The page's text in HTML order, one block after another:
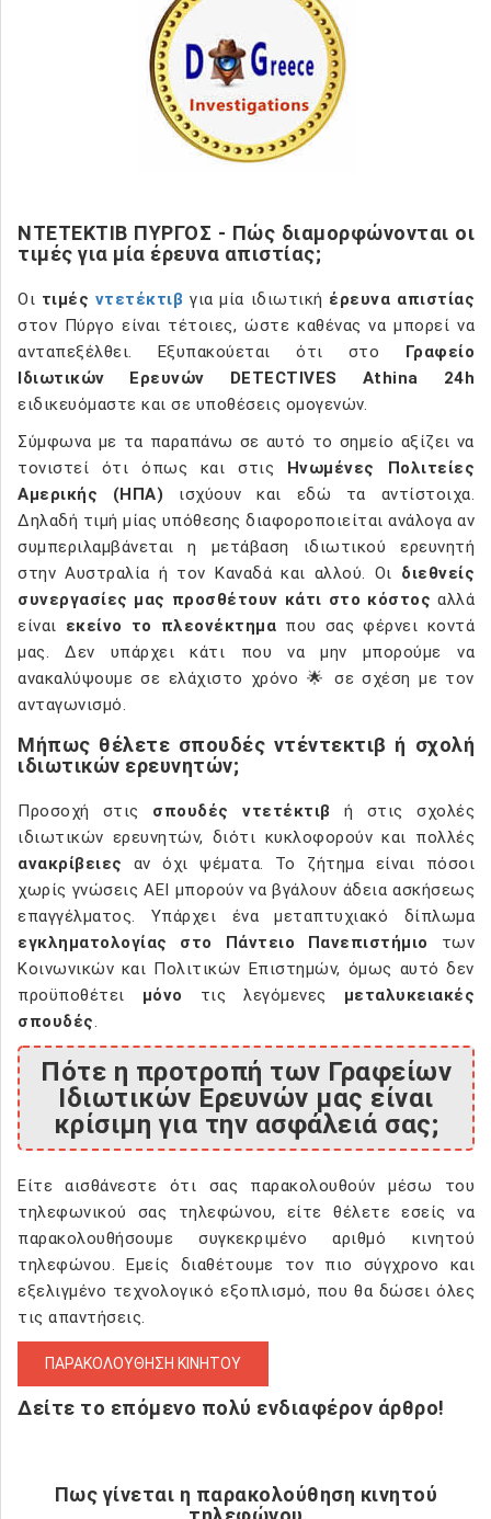
ΝΤΕΤΕΚΤΙΒ ΠΥΡΓΟΣ - Πώς διαμορφώνονται οι
τιμές για μία έρευνα απιστίας;
Οι τιμές ντετέκτιβ για μία ιδιωτική έρευνα απιστίας
στον Πύργο είναι τέτοιες, ώστε καθένας να μπορεί να
ανταπεξέλθει. Εξυπακούεται ότι στο Γραφείο
Ιδιωτικών Ερευνών DETECTIVES Athina 24h
ειδικευόμαστε και σε υποθέσεις ομογενών.
Σύμφωνα με τα παραπάνω σε αυτό το σημείο αξίζει να
τονιστεί ότι όπως και στις Ηνωμένες Πολιτείες
Αμερικής (ΗΠΑ) ισχύουν και εδώ τα αντίστοιχα.
Δηλαδή τιμή μίας υπόθεσης διαφοροποιείται ανάλογα αν
συμπεριλαμβάνεται η μετάβαση ιδιωτικού ερευνητή
στην Αυστραλία ή τον Καναδά και αλλού. Οι διεθνείς
συνεργασίες μας προσθέτουν κάτι στο κόστος αλλά
είναι εκείνο το πλεονέκτημα που σας φέρνει κοντά
μας. Δεν υπάρχει κάτι που να μην μπορούμε να
ανακαλύψουμε σε ελάχιστο χρόνο 🌟 σε σχέση με τον
ανταγωνισμό.
Μήπως θέλετε σπουδές ντέντεκτιβ ή σχολή
ιδιωτικών ερευνητών;
Προσοχή στις σπουδές ντετέκτιβ ή στις σχολές
ιδιωτικών ερευνητών, διότι κυκλοφορούν και πολλές
ανακρίβειες αν όχι ψέματα. Το ζήτημα είναι πόσοι
χωρίς γνώσεις ΑΕΙ μπορούν να βγάλουν άδεια ασκήσεως
επαγγέλματος. Υπάρχει ένα μεταπτυχιακό δίπλωμα
εγκληματολογίας στο Πάντειο Πανεπιστήμιο των
Κοινωνικών και Πολιτικών Επιστημών, όμως αυτό δεν
προϋποθέτει μόνο τις λεγόμενες μεταλυκειακές
σπουδές.
Πότε η προτροπή των Γραφείων
Ιδιωτικών Ερευνών μας είναι
κρίσιμη για την ασφάλειά σας;
Είτε αισθάνεστε ότι σας παρακολουθούν μέσω του
τηλεφωνικού σας τηλεφώνου, είτε θέλετε εσείς να
παρακολουθήσουμε συγκεκριμένο αριθμό κινητού
τηλεφώνου. Εμείς διαθέτουμε τον πιο σύγχρονο και
εξελιγμένο τεχνολογικό εξοπλισμό, που θα δώσει όλες
τις απαντήσεις.
ΠΑΡΑΚΟΛΟΥΘΗΣΗ ΚΙΝΗΤΟΥ
Δείτε το επόμενο πολύ ενδιαφέρον άρθρο!
Πως γίνεται η παρακολούθηση κινητού